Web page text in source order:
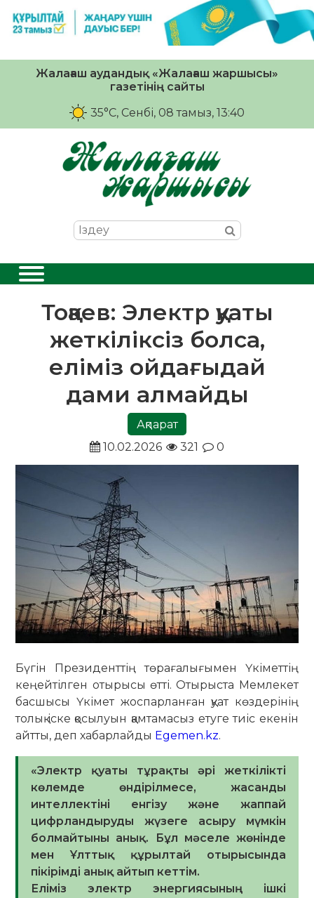
Жалағаш аудандық «Жалағаш жаршысы»
газетінің сайты
35°C, Сенбі, 08 тамыз, 13:40
Тоқаев: Электр қуаты
жеткіліксіз болса,
еліміз ойдағыдай
дами алмайды
Ақпарат
10.02.2026
321 0
Бүгін Президенттің төрағалығымен Үкіметтің
кеңейтілген отырысы өтті. Отырыста Мемлекет
басшысы Үкімет жоспарланған қуат көздерінің
толық іске қосылуын қамтамасыз етуге тиіс екенін
айтты, деп хабарлайды Egemen.kz.
«Электр қуаты тұрақты әрі жеткілікті
көлемде өндірілмесе, жасанды
интеллектіні енгізу және жаппай
цифрландыруды жүзеге асыру мүмкін
болмайтыны анық. Бұл мәселе жөнінде
мен Ұлттық құрылтай отырысында
пікірімді анық айтып кеттім.
Еліміз электр энергиясының ішкі